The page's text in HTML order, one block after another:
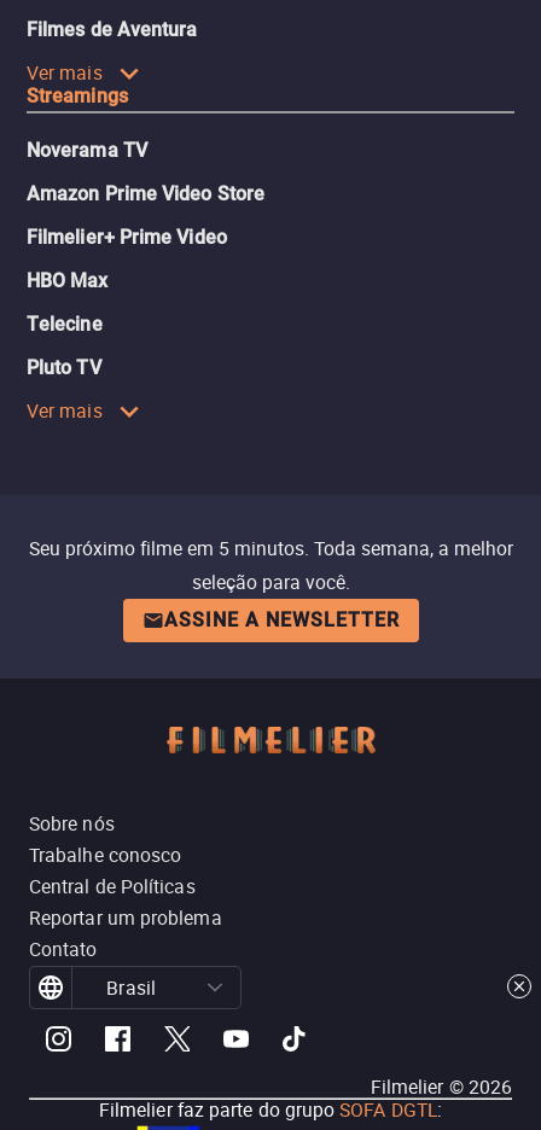
Filmes de Aventura
Ver mais
Streamings
Noverama TV
Amazon Prime Video Store
Filmelier+ Prime Video
HBO Max
Telecine
Pluto TV
Ver mais
Seu próximo filme em 5 minutos. Toda semana, a melhor
seleção para você.
ASSINE A NEWSLETTER
Sobre nós
Trabalhe conosco
Central de Políticas
Reportar um problema
Contato
Brasil
Filmelier ©2026
Filmelier faz parte do grupoSOFA DGTL: